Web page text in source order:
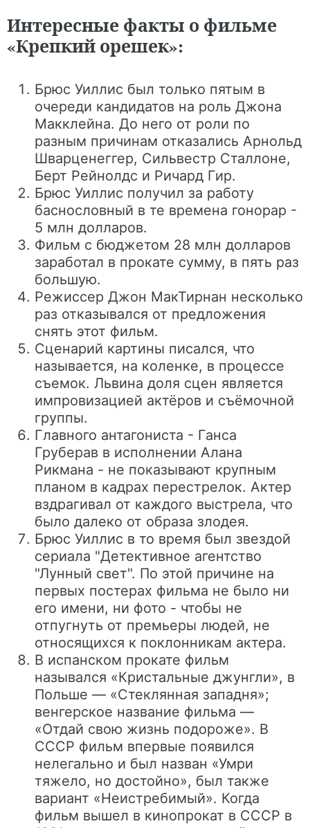
Интересные факты о фильме
«Крепкий орешек»:
Брюс Уиллис был только пятым в
очереди кандидатов на роль Джона
Макклейна. До него от роли по
разным причинам отказались Арнольд
Шварценеггер, Сильвестр Сталлоне,
Берт Рейнолдс и Ричард Гир.
Брюс Уиллис получил за работу
баснословный в те времена гонорар -
5 млн долларов.
Фильм с бюджетом 28 млн долларов
заработал в прокате сумму, в пять раз
большую.
Режиссер Джон МакТирнан несколько
раз отказывался от предложения
снять этот фильм.
Сценарий картины писался, что
называется, на коленке, в процессе
съемок. Львина доля сцен является
импровизацией актёров и съёмочной
группы.
Главного антагониста - Ганса
Груберав в исполнении Алана
Рикмана - не показывают крупным
планом в кадрах перестрелок. Актер
вздрагивал от каждого выстрела, что
было далеко от образа злодея.
Брюс Уиллис в то время был звездой
сериала "Детективное агентство
"Лунный свет". По этой причине на
первых постерах фильма не было ни
его имени, ни фото - чтобы не
отпугнуть от премьеры людей, не
относящихся к поклонникам актера.
В испанском прокате фильм
назывался «Кристальные джунгли», в
Польше — «Стеклянная западня»;
венгерское название фильма —
«Отдай свою жизнь подороже». В
СССР фильм впервые появился
нелегально и был назван «Умри
тяжело, но достойно», был также
вариант «Неистребимый». Когда
фильм вышел в кинопрокат в СССР в